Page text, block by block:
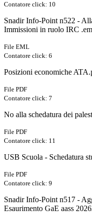
Contatore click: 10
Snadir Info-Point n522 -
Immissioni in ruolo IRC
File EML
Contatore click: 6
Posizioni economiche
File PDF
Contatore click: 7
No alla schedatura dei
File PDF
Contatore click: 11
USB Scuola - Schedatura
File PDF
Contatore click: 9
Snadir Info-Point n517 -
Esaurimento GaE aass